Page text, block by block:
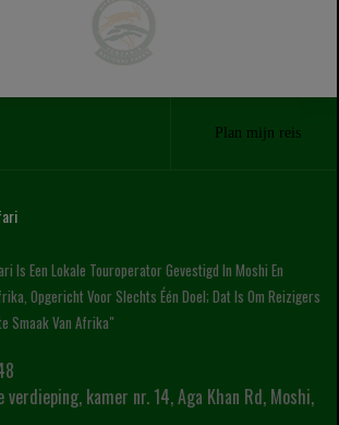
Plan mijn reis
Is Een Lokale Touroperator Gevestigd In Moshi En
Opgericht Voor Slechts Één Doel; Dat Is Om Reizigers
Smaak Van Afrika"
verdieping, kamer nr. 14, Aga Khan Rd, Moshi,